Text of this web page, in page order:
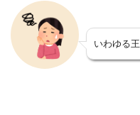
いわゆる